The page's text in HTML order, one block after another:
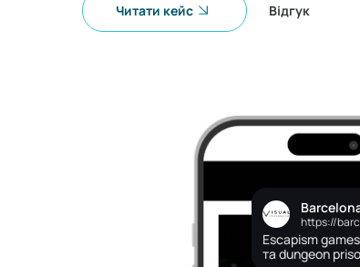
Читати кейс Відгук
https://
Escapism
та dungeon